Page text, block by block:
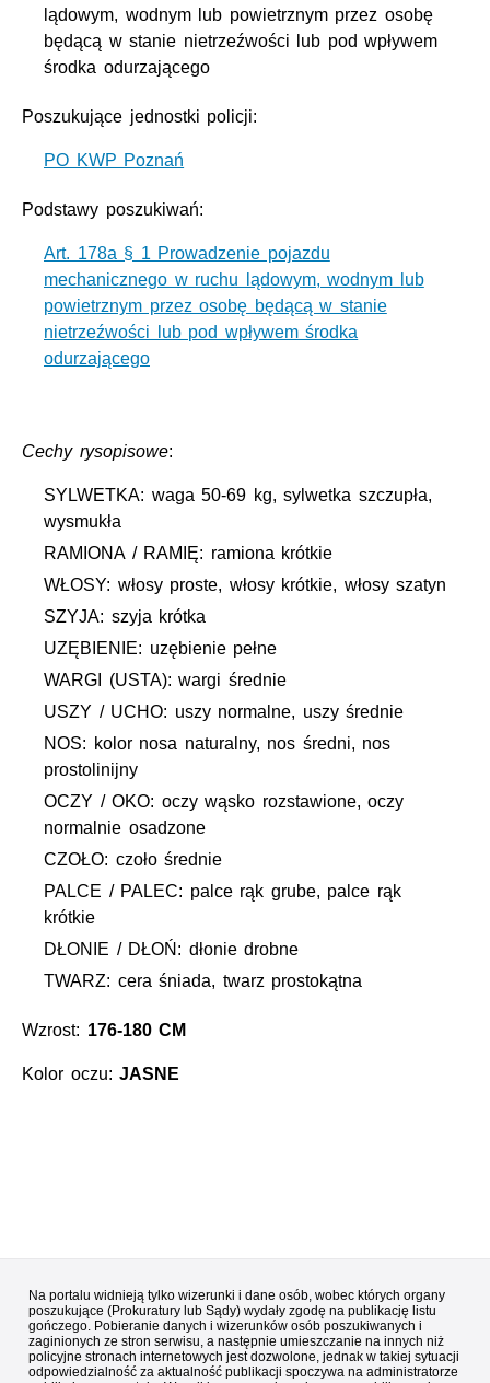
lądowym, wodnym lub powietrznym przez osobę
będącą w stanie nietrzeźwości lub pod wpływem
środka odurzającego
Poszukujące jednostki policji:
PO KWP Poznań
Podstawy poszukiwań:
Art. 178a § 1 Prowadzenie pojazdu
mechanicznego w ruchu lądowym, wodnym lub
powietrznym przez osobę będącą w stanie
nietrzeźwości lub pod wpływem środka
odurzającego
Cechy rysopisowe:
SYLWETKA: waga 50-69 kg, sylwetka szczupła,
wysmukła
RAMIONA / RAMIĘ: ramiona krótkie
WŁOSY: włosy proste, włosy krótkie, włosy szatyn
SZYJA: szyja krótka
UZĘBIENIE: uzębienie pełne
WARGI (USTA): wargi średnie
USZY / UCHO: uszy normalne, uszy średnie
NOS: kolor nosa naturalny, nos średni, nos
prostolinijny
OCZY / OKO: oczy wąsko rozstawione, oczy
normalnie osadzone
CZOŁO: czoło średnie
PALCE / PALEC: palce rąk grube, palce rąk
krótkie
DŁONIE / DŁOŃ: dłonie drobne
TWARZ: cera śniada, twarz prostokątna
Wzrost: 176-180 CM
Kolor oczu:JASNE
Na portalu widnieją tylko wizerunki i dane osób, wobec których organy
poszukujące (Prokuratury lub Sądy) wydały zgodę na publikację listu
gończego. Pobieranie danych i wizerunków osób poszukiwanych i
zaginionych ze stron serwisu, a następnie umieszczanie na innych niż
policyjne stronach internetowych jest dozwolone, jednak w takiej sytuacji
odpowiedzialność za aktualność publikacji spoczywa na administratorze